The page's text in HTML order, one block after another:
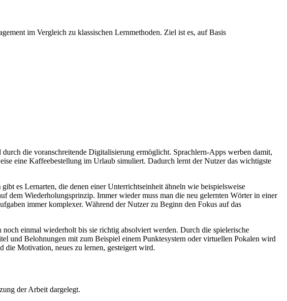
im Vergleich zu klassischen Lernmethoden. Ziel ist es, auf Basis
die voranschreitende Digitalisierung ermöglicht. Sprachlern-Apps werben damit,
eine Kaffeebestellung im Urlaub simuliert. Dadurch lernt der Nutzer das wichtigste
es Lernarten, die denen einer Unterrichtseinheit ähneln wie beispielsweise
dem Wiederholungsprinzip. Immer wieder muss man die neu gelernten Wörter in einer
immer komplexer. Während der Nutzer zu Beginn den Fokus auf das
einmal wiederholt bis sie richtig absolviert werden. Durch die spielerische
und Belohnungen mit zum Beispiel einem Punktesystem oder virtuellen Pokalen wird
die Motivation, neues zu lernen, gesteigert wird.
der Arbeit dargelegt.